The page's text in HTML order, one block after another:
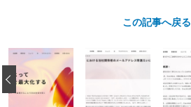
この記事へ戻る
‹